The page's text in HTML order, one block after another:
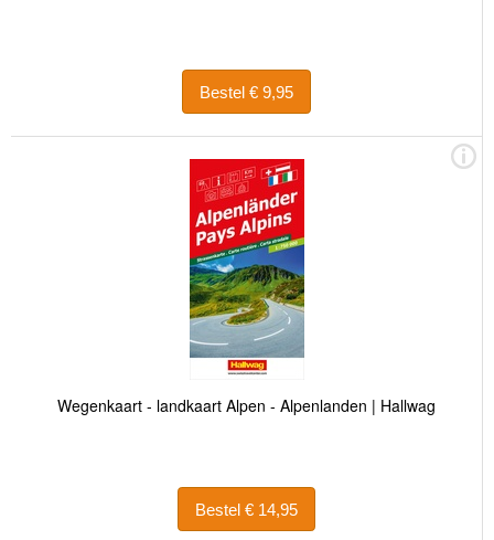
Bestel € 9,95
Wegenkaart - landkaart Alpen - Alpenlanden | Hallwag
Bestel € 14,95